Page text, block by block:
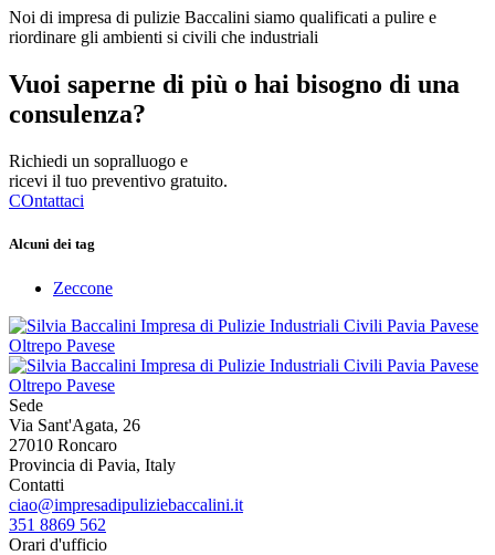
Noi di impresa di pulizie Baccalini siamo qualificati a pulire e
riordinare gli ambienti si civili che industriali
Vuoi saperne di più o hai bisogno di una
consulenza?
Richiedi un sopralluogo e
ricevi il tuo preventivo gratuito.
COntattaci
Alcuni dei tag
Zeccone
Sede
Via Sant'Agata, 26
27010 Roncaro
Provincia di Pavia, Italy
Contatti
ciao@impresadipuliziebaccalini.it
351 8869 562
Orari d'ufficio